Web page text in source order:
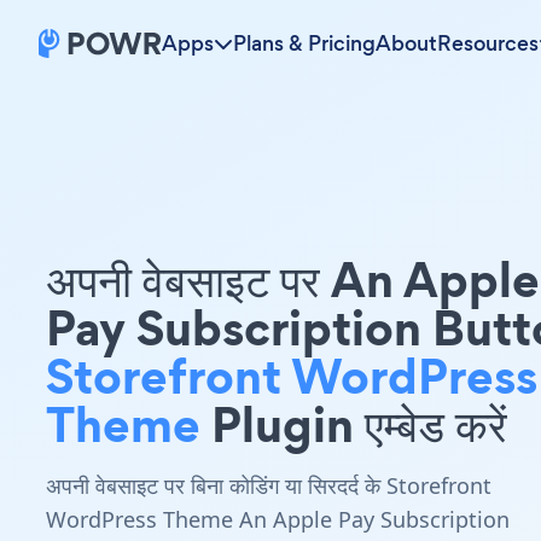
Apps Plans & PricingAboutResources
अपनी वेबसाइट पर An Apple
Pay Subscription
Storefront WordPress
Theme Plugin एम्बेड करें
अपनी वेबसाइट पर बिना कोडिंग या सिरदर्द के Storefront
WordPress Theme An Apple Pay Subscription